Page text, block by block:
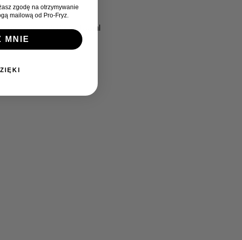
100ml:65,36zł/ 100ml
zgodę na otrzymywanie
mailową od Pro-Fryz.
MNIE